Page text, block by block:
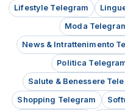
Lifestyle Telegram
Moda
News & Intrattenimento
Politica
Salute & Benessere
Shopping Telegram